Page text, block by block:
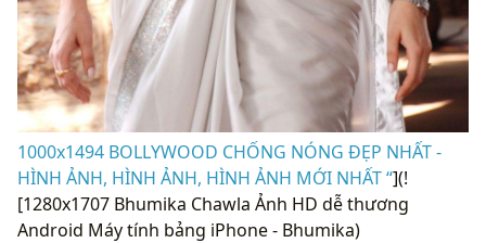
1000x1494 BOLLYWOOD CHỐNG NÓNG ĐẸP NHẤT -
HÌNH ẢNH, HÌNH ẢNH, HÌNH ẢNH MỚI NHẤT “](!
[1280x1707 Bhumika Chawla Ảnh HD dễ thương
Android Máy tính bảng iPhone - Bhumika)